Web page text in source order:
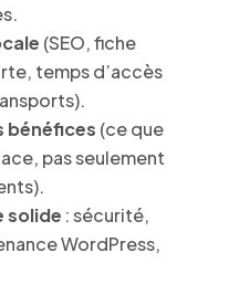
(SEO, fiche
temps d’accès
bénéfices (ce que
pas seulement
solide : sécurité,
WordPress,